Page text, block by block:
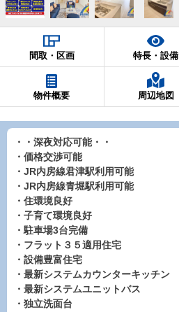
間取・区画 特長・設備
物件概要 周辺地図
・・深夜対応可能・・
・価格交渉可能
・JR内房線君津駅利用可能
・JR内房線青堀駅利用可能
・住環境良好
・子育て環境良好
・駐車場3台完備
・フラット３５適用住宅
・設備豊富住宅
・最新システムカウンターキッチン
・最新システムユニットバス
・独立洗面台